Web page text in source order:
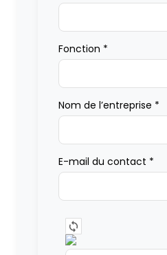
Fonction *
Nom de l’entreprise *
E-mail du contact *